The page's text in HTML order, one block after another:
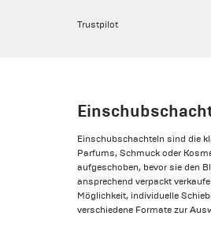
Trustpilot
Einschubschachteln sind die
Parfums, Schmuck oder
aufgeschoben, bevor sie den
ansprechend verpackt
Möglichkeit, individuelle
verschiedene Formate zur